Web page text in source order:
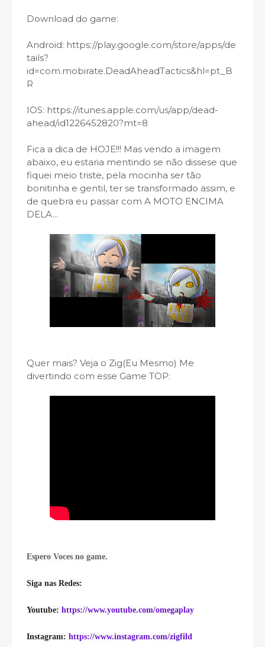
Download do game:
Android: https://play.google.com/store/apps/de
tails?
id=com.mobirate.DeadAheadTactics&hl=pt_B
R
IOS: https://itunes.apple.com/us/app/dead-
ahead/id1226452820?mt=8
Fica a dica de HOJE!!! Mas vendo a imagem
abaixo, eu estaria mentindo se não dissese que
fiquei meio triste, pela mocinha ser tão
bonitinha e gentil, ter se transformado assim, e
de quebra eu passar com A MOTO ENCIMA
DELA...
Quer mais? Veja o Zig(Eu Mesmo) Me
divertindo com esse Game TOP:
Espero Voces no game.
Siga nas Redes:
Youtube: https://www.youtube.com/omegaplay
Instagram: https://www.instagram.com/zigfild